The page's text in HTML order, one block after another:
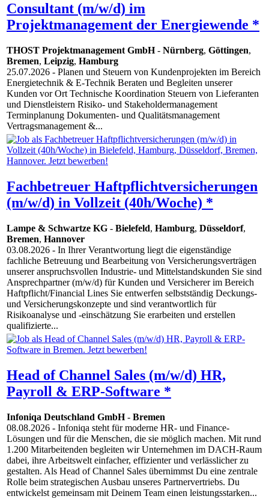
Consultant (m/w/d) im
Projektmanagement der Energiewende *
THOST Projektmanagement GmbH- Nürnberg, Göttingen,
Bremen, Leipzig, Hamburg
25.07.2026 - Planen und Steuern von Kundenprojekten im Bereich
Energietechnik & E-Technik Beraten und Begleiten unserer
Kunden vor Ort Technische Koordination Steuern von Lieferanten
und Dienstleistern Risiko- und Stakeholdermanagement
Terminplanung Dokumenten- und Qualitätsmanagement
Vertragsmanagement &...
Fachbetreuer Haftpflichtversicherungen
(m/w/d) in Vollzeit (40h/Woche) *
Lampe & Schwartze KG - Bielefeld, Hamburg, Düsseldorf,
Bremen, Hannover
03.08.2026 - In Ihrer Verantwortung liegt die eigenständige
fachliche Betreuung und Bearbeitung von Versicherungsverträgen
unserer anspruchsvollen Industrie- und Mittelstandskunden Sie sind
Ansprechpartner (m/w/d) für Kunden und Versicherer im Bereich
Haftpflicht/Financial Lines Sie entwerfen selbstständig Deckungs-
und Versicherungskonzepte und sind verantwortlich für
Risikoanalyse und -einschätzung Sie erarbeiten und erstellen
qualifizierte...
Head of Channel Sales (m/w/d) HR,
Payroll & ERP-Software *
Infoniqa Deutschland GmbH- Bremen
08.08.2026 - Infoniqa steht für moderne HR- und Finance-
Lösungen und für die Menschen, die sie möglich machen. Mit rund
1.200 Mitarbeitenden begleiten wir Unternehmen im DACH-Raum
dabei, ihre Arbeitswelt einfacher, effizienter und verlässlicher zu
gestalten. Als Head of Channel Sales übernimmst Du eine zentrale
Rolle beim strategischen Ausbau unseres Partnervertriebs. Du
entwickelst gemeinsam mit Deinem Team einen leistungsstarken...